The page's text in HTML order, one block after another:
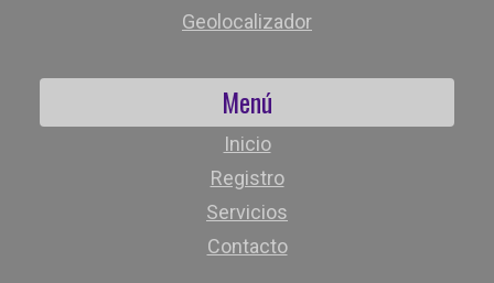
Geolocalizador
Menú
Inicio
Registro
Servicios
Contacto